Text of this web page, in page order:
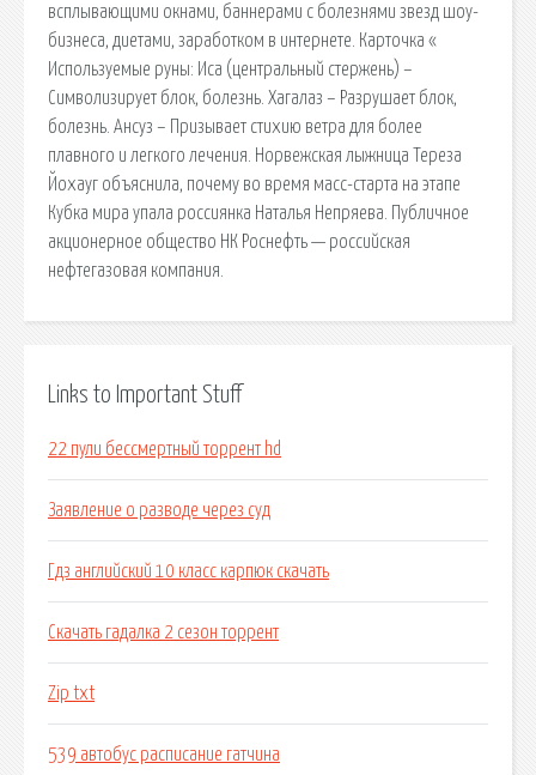
всплывающими окнами, баннерами с болезнями звезд шоу-
бизнеса, диетами, заработком в интернете. Карточка «
Используемые руны: Иса (центральный стержень) –
Символизирует блок, болезнь. Хагалаз – Разрушает блок,
болезнь. Ансуз – Призывает стихию ветра для более
плавного и легкого лечения. Норвежская лыжница Тереза
Йохауг объяснила, почему во время масс-старта на этапе
Кубка мира упала россиянка Наталья Непряева. Публичное
акционерное общество НК Роснефть — российская
нефтегазовая компания.
Links to Important Stuff
22 пули бессмертный торрент hd
Заявление о разводе через суд
Гдз английский 10 класс карпюк скачать
Скачать гадалка 2 сезон торрент
Zip txt
539 автобус расписание гатчина